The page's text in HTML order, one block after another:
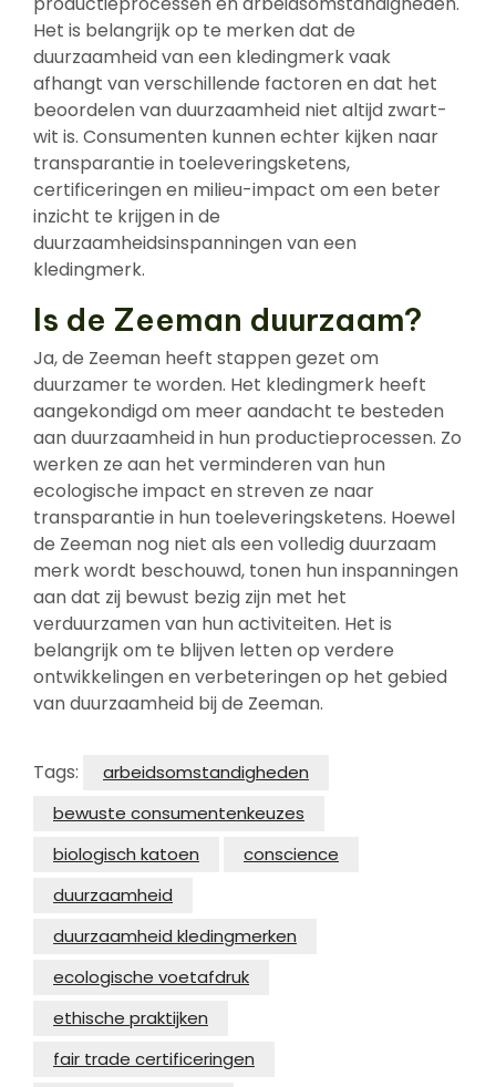
Het is belangrijk op te merken dat de
duurzaamheid van een kledingmerk vaak
afhangt van verschillende factoren en dat het
beoordelen van duurzaamheid niet altijd zwart-
wit is. Consumenten kunnen echter kijken naar
transparantie in toeleveringsketens,
certificeringen en milieu-impact om een beter
inzicht te krijgen in de
duurzaamheidsinspanningen van een
kledingmerk.
Is de Zeeman duurzaam?
Ja, de Zeeman heeft stappen gezet om
duurzamer te worden. Het kledingmerk heeft
aangekondigd om meer aandacht te besteden
aan duurzaamheid in hun productieprocessen. Zo
werken ze aan het verminderen van hun
ecologische impact en streven ze naar
transparantie in hun toeleveringsketens. Hoewel
de Zeeman nog niet als een volledig duurzaam
merk wordt beschouwd, tonen hun inspanningen
aan dat zij bewust bezig zijn met het
verduurzamen van hun activiteiten. Het is
belangrijk om te blijven letten op verdere
ontwikkelingen en verbeteringen op het gebied
van duurzaamheid bij de Zeeman.
Tags:
arbeidsomstandigheden
bewuste consumentenkeuzes
biologisch katoen
conscience
duurzaamheid
duurzaamheid kledingmerken
ecologische voetafdruk
ethische praktijken
fair trade certificeringen